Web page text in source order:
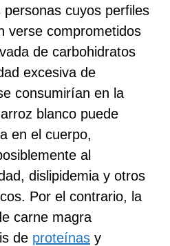
cuyos perfiles
verse comprometidos
de carbohidratos
excesiva de
consumirían en la
blanco puede
en el cuerpo,
al
dislipidemia y otros
Por el contrario, la
carne magra
de proteínas y